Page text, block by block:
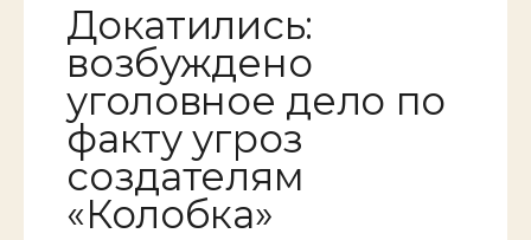
Докатились:
возбуждено
уголовное дело по
факту угроз
создателям
«Колобка»